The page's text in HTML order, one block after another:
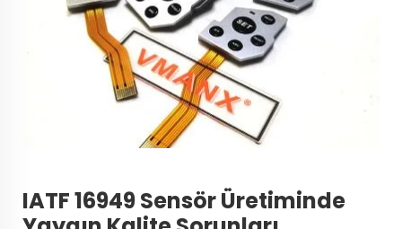
IATF 16949 Sensör Üretiminde